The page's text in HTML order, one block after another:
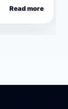
Read more